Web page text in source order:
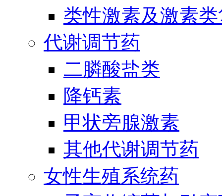
类性激素及激素
代谢调节药
二膦酸盐类
降钙素
甲状旁腺激素
其他代谢调节药
女性生殖系统药